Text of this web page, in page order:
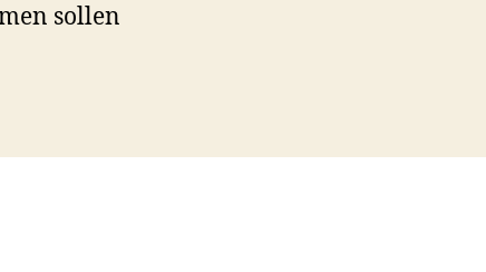
sollen